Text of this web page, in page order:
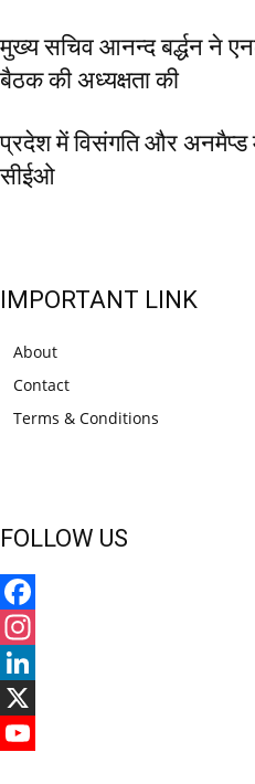
मुख्य सचिव आनन्द बर्द्धन ने
बैठक की अध्यक्षता की
प्रदेश में विसंगति और अनमैप्ड
सीईओ
IMPORTANT LINK
About
Contact
Terms & Conditions
FOLLOW US
Facebook
Instagram
LinkedIn
X